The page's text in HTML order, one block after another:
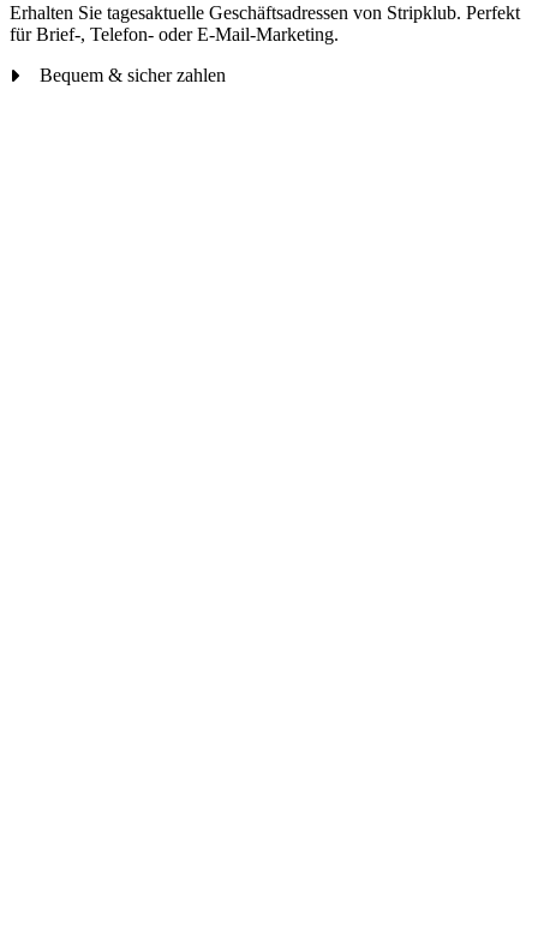
Erhalten Sie tagesaktuelle Geschäftsadressen von Stripklub. Perfekt
für Brief-, Telefon- oder E-Mail-Marketing.
Bequem & sicher zahlen